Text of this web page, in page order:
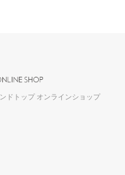
ドトップ オンラインショップ